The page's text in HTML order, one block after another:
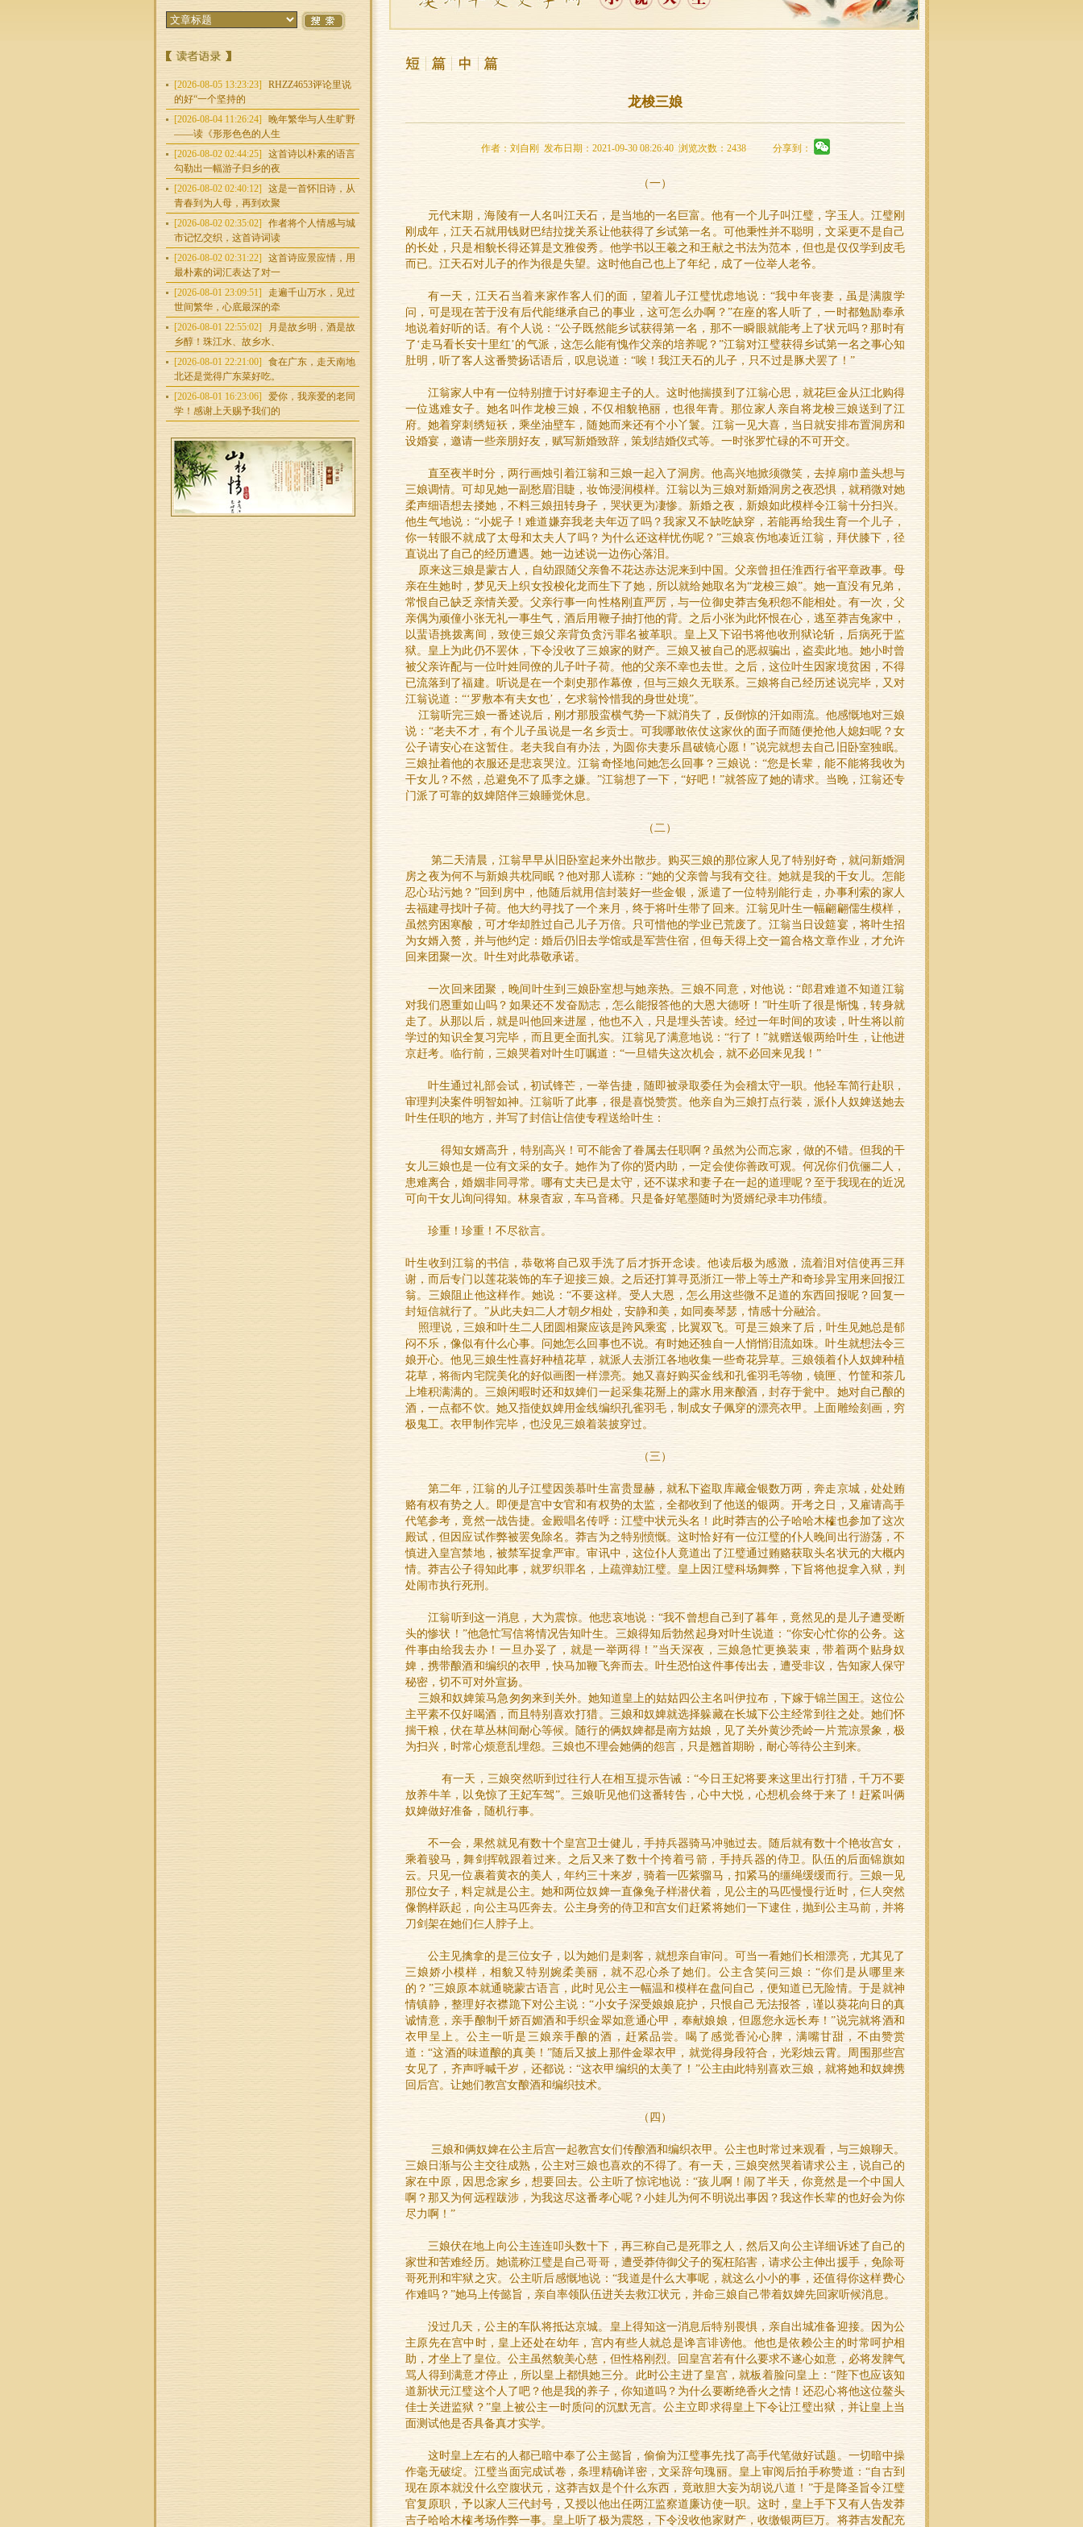
[2026-08-05 13:23:23]
RHZZ4653评论里说
的好“一个坚持的
[2026-08-04 11:26:24]
晚年繁华与人生旷野
——读《形形色色的人生
[2026-08-02 02:44:25]
这首诗以朴素的语言
勾勒出一幅游子归乡的夜
[2026-08-02 02:40:12]
这是一首怀旧诗，从
青春到为人母，再到欢聚
[2026-08-02 02:35:02]
作者将个人情感与城
市记忆交织，这首诗词读
[2026-08-02 02:31:22]
这首诗应景应情，用
最朴素的词汇表达了对一
[2026-08-01 23:09:51]
走遍千山万水，见过
世间繁华，心底最深的牵
[2026-08-01 22:55:02]
月是故乡明，酒是故
乡醇！珠江水、故乡水、
[2026-08-01 22:21:00]
食在广东，走天南地
北还是觉得广东菜好吃。
[2026-08-01 16:23:06]
爱你，我亲爱的老同
学！感谢上天赐予我们的
龙梭三娘
作者：刘自刚 发布日期：2021-09-30 08:26:40 浏览次数：2438 分享到：
（一）
元代末期，海陵有一人名叫江天石，是当地的一名巨富。他有一个儿子叫江璧，字玉人。江璧刚
刚成年，江天石就用钱财巴结拉拢关系让他获得了乡试第一名。可他秉性并不聪明，文采更不是自己
的长处，只是相貌长得还算是文雅俊秀。他学书以王羲之和王献之书法为范本，但也是仅仅学到皮毛
而已。江天石对儿子的作为很是失望。这时他自己也上了年纪，成了一位举人老爷。
有一天，江天石当着来家作客人们的面，望着儿子江璧忧虑地说：“我中年丧妻，虽是满腹学
问，可是现在苦于没有后代能继承自己的事业，这可怎么办啊？”在座的客人听了，一时都勉励奉承
地说着好听的话。有个人说：“公子既然能乡试获得第一名，那不一瞬眼就能考上了状元吗？那时有
了‘走马看长安十里红’的气派，这怎么能有愧作父亲的培养呢？”江翁对江璧获得乡试第一名之事心知
肚明，听了客人这番赞扬话语后，叹息说道：“唉！我江天石的儿子，只不过是豚犬罢了！”
江翁家人中有一位特别擅于讨好奉迎主子的人。这时他揣摸到了江翁心思，就花巨金从江北购得
一位逃难女子。她名叫作龙梭三娘，不仅相貌艳丽，也很年青。那位家人亲自将龙梭三娘送到了江
府。她着穿刺绣短袄，乘坐油壁车，随她而来还有个小丫鬟。江翁一见大喜，当日就安排布置洞房和
设婚宴，邀请一些亲朋好友，赋写新婚致辞，策划结婚仪式等。一时张罗忙碌的不可开交。
直至夜半时分，两行画烛引着江翁和三娘一起入了洞房。他高兴地掀须微笑，去掉扇巾盖头想与
三娘调情。可却见她一副愁眉泪睫，妆饰浸润模样。江翁以为三娘对新婚洞房之夜恐惧，就稍微对她
柔声细语想去搂她，不料三娘扭转身子，哭状更为凄惨。新婚之夜，新娘如此模样令江翁十分扫兴。
他生气地说：“小妮子！难道嫌弃我老夫年迈了吗？我家又不缺吃缺穿，若能再给我生育一个儿子，
你一转眼不就成了太母和太夫人了吗？为什么还这样忧伤呢？”三娘哀伤地凑近江翁，拜伏膝下，径
直说出了自己的经历遭遇。她一边述说一边伤心落泪。
原来这三娘是蒙古人，自幼跟随父亲鲁不花达赤达泥来到中国。父亲曾担任淮西行省平章政事。母
亲在生她时，梦见天上织女投梭化龙而生下了她，所以就给她取名为“龙梭三娘”。她一直没有兄弟，
常恨自己缺乏亲情关爱。父亲行事一向性格刚直严厉，与一位御史莽吉兔积怨不能相处。有一次，父
亲偶为顽僮小张无礼一事生气，酒后用鞭子抽打他的背。之后小张为此怀恨在心，逃至莽吉兔家中，
以蜚语挑拨离间，致使三娘父亲背负贪污罪名被革职。皇上又下诏书将他收刑狱论斩，后病死于监
狱。皇上为此仍不罢休，下令没收了三娘家的财产。三娘又被自己的恶叔骗出，盗卖此地。她小时曾
被父亲许配与一位叶姓同僚的儿子叶子荷。他的父亲不幸也去世。之后，这位叶生因家境贫困，不得
已流落到了福建。听说是在一个刺史那作幕僚，但与三娘久无联系。三娘将自己经历述说完毕，又对
江翁说道：“‘罗敷本有夫女也’，乞求翁怜惜我的身世处境”。
江翁听完三娘一番述说后，刚才那股蛮横气势一下就消失了，反倒惊的汗如雨流。他感慨地对三娘
说：“老夫不才，有个儿子虽说是一名乡贡士。可我哪敢依仗这家伙的面子而随便抢他人媳妇呢？女
公子请安心在这暂住。老夫我自有办法，为圆你夫妻乐昌破镜心愿！”说完就想去自己旧卧室独眠。
三娘扯着他的衣服还是悲哀哭泣。江翁奇怪地问她怎么回事？三娘说：“您是长辈，能不能将我收为
干女儿？不然，总避免不了瓜李之嫌。”江翁想了一下，“好吧！”就答应了她的请求。当晚，江翁还专
门派了可靠的奴婢陪伴三娘睡觉休息。
（二）
第二天清晨，江翁早早从旧卧室起来外出散步。购买三娘的那位家人见了特别好奇，就问新婚洞
房之夜为何不与新娘共枕同眠？他对那人谎称：“她的父亲曾与我有交往。她就是我的干女儿。怎能
忍心玷污她？”回到房中，他随后就用信封装好一些金银，派遣了一位特别能行走，办事利索的家人
去福建寻找叶子荷。他大约寻找了一个来月，终于将叶生带了回来。江翁见叶生一幅翩翩儒生模样，
虽然穷困寒酸，可才华却胜过自己儿子万倍。只可惜他的学业已荒废了。江翁当日设筵宴，将叶生招
为女婿入赘，并与他约定：婚后仍旧去学馆或是军营住宿，但每天得上交一篇合格文章作业，才允许
回来团聚一次。叶生对此恭敬承诺。
一次回来团聚，晚间叶生到三娘卧室想与她亲热。三娘不同意，对他说：“郎君难道不知道江翁
对我们恩重如山吗？如果还不发奋励志，怎么能报答他的大恩大德呀！”叶生听了很是惭愧，转身就
走了。从那以后，就是叫他回来进屋，他也不入，只是埋头苦读。经过一年时间的攻读，叶生将以前
学过的知识全复习完毕，而且更全面扎实。江翁见了满意地说：“行了！”就赠送银两给叶生，让他进
京赶考。临行前，三娘哭着对叶生叮嘱道：“一旦错失这次机会，就不必回来见我！”
叶生通过礼部会试，初试锋芒，一举告捷，随即被录取委任为会稽太守一职。他轻车简行赴职，
审理判决案件明智如神。江翁听了此事，很是喜悦赞赏。他亲自为三娘打点行装，派仆人奴婢送她去
叶生任职的地方，并写了封信让信使专程送给叶生：
得知女婿高升，特别高兴！可不能舍了眷属去任职啊？虽然为公而忘家，做的不错。但我的干
女儿三娘也是一位有文采的女子。她作为了你的贤内助，一定会使你善政可观。何况你们伉俪二人，
患难离合，婚姻非同寻常。哪有丈夫已是太守，还不谋求和妻子在一起的道理呢？至于我现在的近况
可向干女儿询问得知。林泉杳寂，车马音稀。只是备好笔墨随时为贤婿纪录丰功伟绩。
珍重！珍重！不尽欲言。
叶生收到江翁的书信，恭敬将自己双手洗了后才拆开念读。他读后极为感激，流着泪对信使再三拜
谢，而后专门以莲花装饰的车子迎接三娘。之后还打算寻觅浙江一带上等土产和奇珍异宝用来回报江
翁。三娘阻止他这样作。她说：“不要这样。受人大恩，怎么用这些微不足道的东西回报呢？回复一
封短信就行了。”从此夫妇二人才朝夕相处，安静和美，如同奏琴瑟，情感十分融洽。
照理说，三娘和叶生二人团圆相聚应该是跨风乘鸾，比翼双飞。可是三娘来了后，叶生见她总是郁
闷不乐，像似有什么心事。问她怎么回事也不说。有时她还独自一人悄悄泪流如珠。叶生就想法令三
娘开心。他见三娘生性喜好种植花草，就派人去浙江各地收集一些奇花异草。三娘领着仆人奴婢种植
花草，将衙内宅院美化的好似画图一样漂亮。她又喜好购买金线和孔雀羽毛等物，镜匣、竹筐和茶几
上堆积满满的。三娘闲暇时还和奴婢们一起采集花掰上的露水用来酿酒，封存于瓮中。她对自己酿的
酒，一点都不饮。她又指使奴婢用金线编织孔雀羽毛，制成女子佩穿的漂亮衣甲。上面雕绘刻画，穷
极鬼工。衣甲制作完毕，也没见三娘着装披穿过。
（三）
第二年，江翁的儿子江璧因羡慕叶生富贵显赫，就私下盗取库藏金银数万两，奔走京城，处处贿
赂有权有势之人。即便是宫中女官和有权势的太监，全都收到了他送的银两。开考之日，又雇请高手
代笔参考，竟然一战告捷。金殿唱名传呼：江璧中状元头名！此时莽吉的公子哈哈木榷也参加了这次
殿试，但因应试作弊被罢免除名。莽吉为之特别愤慨。这时恰好有一位江璧的仆人晚间出行游荡，不
慎进入皇宫禁地，被禁军捉拿严审。审讯中，这位仆人竟道出了江璧通过贿赂获取头名状元的大概内
情。莽吉公子得知此事，就罗织罪名，上疏弹劾江璧。皇上因江璧科场舞弊，下旨将他捉拿入狱，判
处闹市执行死刑。
江翁听到这一消息，大为震惊。他悲哀地说：“我不曾想自己到了暮年，竟然见的是儿子遭受断
头的惨状！”他急忙写信将情况告知叶生。三娘得知后勃然起身对叶生说道：“你安心忙你的公务。这
件事由给我去办！一旦办妥了，就是一举两得！”当天深夜，三娘急忙更换装束，带着两个贴身奴
婢，携带酿酒和编织的衣甲，快马加鞭飞奔而去。叶生恐怕这件事传出去，遭受非议，告知家人保守
秘密，切不可对外宣扬。
三娘和奴婢策马急匆匆来到关外。她知道皇上的姑姑四公主名叫伊拉布，下嫁于锦兰国王。这位公
主平素不仅好喝酒，而且特别喜欢打猎。三娘和奴婢就选择躲藏在长城下公主经常到往之处。她们怀
揣干粮，伏在草丛林间耐心等候。随行的俩奴婢都是南方姑娘，见了关外黄沙秃岭一片荒凉景象，极
为扫兴，时常心烦意乱埋怨。三娘也不理会她俩的怨言，只是翘首期盼，耐心等待公主到来。
有一天，三娘突然听到过往行人在相互提示告诫：“今日王妃将要来这里出行打猎，千万不要
放养牛羊，以免惊了王妃车驾”。三娘听见他们这番转告，心中大悦，心想机会终于来了！赶紧叫俩
奴婢做好准备，随机行事。
不一会，果然就见有数十个皇宫卫士健儿，手持兵器骑马冲驰过去。随后就有数十个艳妆宫女，
乘着骏马，舞剑挥戟跟着过来。之后又来了数十个挎着弓箭，手持兵器的侍卫。队伍的后面锦旗如
云。只见一位裹着黄衣的美人，年约三十来岁，骑着一匹紫骝马，扣紧马的缰绳缓缓而行。三娘一见
那位女子，料定就是公主。她和两位奴婢一直像兔子样潜伏着，见公主的马匹慢慢行近时，仨人突然
像鹘样跃起，向公主马匹奔去。公主身旁的侍卫和宫女们赶紧将她们一下逮住，抛到公主马前，并将
刀剑架在她们仨人脖子上。
公主见擒拿的是三位女子，以为她们是刺客，就想亲自审问。可当一看她们长相漂亮，尤其见了
三娘娇小模样，相貌又特别婉柔美丽，就不忍心杀了她们。公主含笑问三娘：“你们是从哪里来
的？”三娘原本就通晓蒙古语言，此时见公主一幅温和模样在盘问自己，便知道已无险情。于是就神
情镇静，整理好衣襟跪下对公主说：“小女子深受娘娘庇护，只恨自己无法报答，谨以葵花向日的真
诚情意，亲手酿制千娇百媚酒和手织金翠如意通心甲，奉献娘娘，但愿您永远长寿！”说完就将酒和
衣甲呈上。公主一听是三娘亲手酿的酒，赶紧品尝。喝了感觉香沁心脾，满嘴甘甜，不由赞赏
道：“这酒的味道酿的真美！”随后又披上那件金翠衣甲，就觉得身段符合，光彩烛云霄。周围那些宫
女见了，齐声呼喊千岁，还都说：“这衣甲编织的太美了！”公主由此特别喜欢三娘，就将她和奴婢携
回后宫。让她们教宫女酿酒和编织技术。
（四）
三娘和俩奴婢在公主后宫一起教宫女们传酿酒和编织衣甲。公主也时常过来观看，与三娘聊天。
三娘日渐与公主交往成熟，公主对三娘也喜欢的不得了。有一天，三娘突然哭着请求公主，说自己的
家在中原，因思念家乡，想要回去。公主听了惊诧地说：“孩儿啊！闹了半天，你竟然是一个中国人
啊？那又为何远程跋涉，为我这尽这番孝心呢？小娃儿为何不明说出事因？我这作长辈的也好会为你
尽力啊！”
三娘伏在地上向公主连连叩头数十下，再三称自己是死罪之人，然后又向公主详细诉述了自己的
家世和苦难经历。她谎称江璧是自己哥哥，遭受莽侍御父子的冤枉陷害，请求公主伸出援手，免除哥
哥死刑和牢狱之灾。公主听后感慨地说：“我道是什么大事呢，就这么小小的事，还值得你这样费心
作难吗？”她马上传懿旨，亲自率领队伍进关去救江状元，并命三娘自己带着奴婢先回家听候消息。
没过几天，公主的车队将抵达京城。皇上得知这一消息后特别畏惧，亲自出城准备迎接。因为公
主原先在宫中时，皇上还处在幼年，宫内有些人就总是谗言诽谤他。他也是依赖公主的时常呵护相
助，才坐上了皇位。公主虽然貌美心慈，但性格刚烈。回皇宫若有什么要求不遂心如意，必将发脾气
骂人得到满意才停止，所以皇上都惧她三分。此时公主进了皇宫，就板着脸问皇上：“陛下也应该知
道新状元江璧这个人了吧？他是我的养子，你知道吗？为什么要断绝香火之情！还忍心将他这位鳌头
佳士关进监狱？”皇上被公主一时质问的沉默无言。公主立即求得皇上下令让江璧出狱，并让皇上当
面测试他是否具备真才实学。
这时皇上左右的人都已暗中奉了公主懿旨，偷偷为江璧事先找了高手代笔做好试题。一切暗中操
作毫无破绽。江璧当面完成试卷，条理精确详密，文采辞句瑰丽。皇上审阅后拍手称赞道：“自古到
现在原本就没什么空腹状元，这莽吉奴是个什么东西，竟敢胆大妄为胡说八道！”于是降圣旨令江璧
官复原职，予以家人三代封号，又授以他出任两江监察道廉访使一职。这时，皇上手下又有人告发莽
吉子哈哈木榷考场作弊一事。皇上听了极为震怒，下令没收他家财产，收缴银两巨万。将莽吉发配充